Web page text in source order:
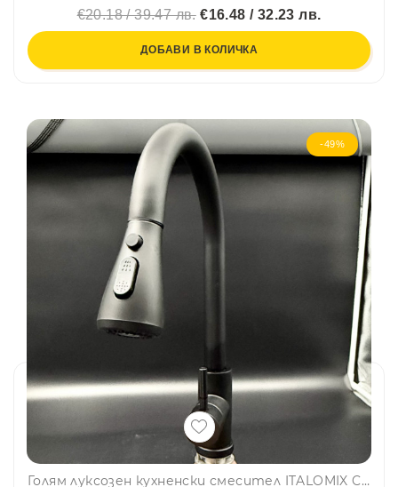
€20.18 / 39.47 лв.€16.48 / 32.23 лв.
ДОБАВИ В КОЛИЧКА
-49%
Голям луксозен кухненски смесител ITALOMIX CL-29 с изтегляща се аераторна глава и тежест, ЧЕРЕН